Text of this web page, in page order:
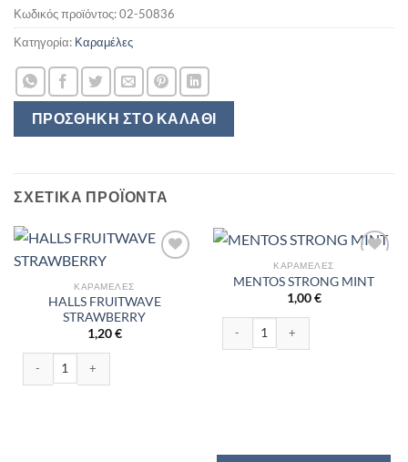
ΠΡΟΣΘΉΚΗ ΣΤΟ ΚΑΛΆΘΙ
Κωδικός προϊόντος:02-50836
Κατηγορία: Καραμέλες
ΣΧΕΤΙΚΆ ΠΡΟΪΌΝΤΑ
ΚΑΡΑΜΈΛΕΣ
HALLS FRUITWAVE
STRAWBERRY
1,20€
ΚΑΡΑΜΈΛΕΣ
MENTOS STRONG MINT
1,00€